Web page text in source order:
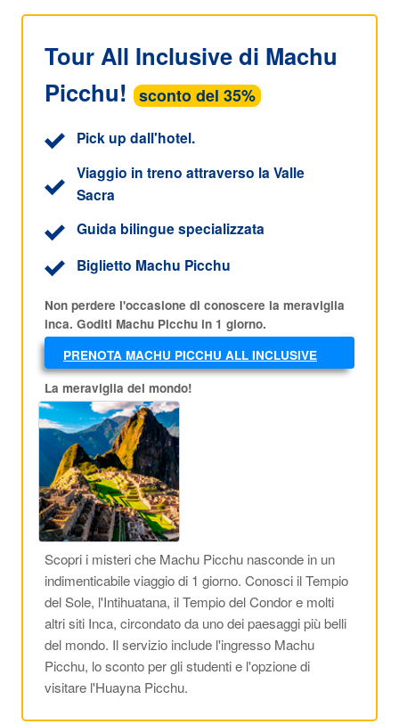
Tour All Inclusive di Machu
Picchu! sconto del 35%
Pick up dall'hotel.
Viaggio in treno attraverso la Valle
Sacra
Guida bilingue specializzata
Biglietto Machu Picchu
Non perdere l'occasione di conoscere la meraviglia
inca. Goditi Machu Picchu in 1 giorno.
PRENOTA MACHU PICCHU ALL INCLUSIVE
AL MIGLIOR PREZZO!
La meraviglia del mondo!
Scopri i misteri che Machu Picchu nasconde in un
indimenticabile viaggio di 1 giorno. Conosci il Tempio
del Sole, l'Intihuatana, il Tempio del Condor e molti
altri siti Inca, circondato da uno dei paesaggi più belli
del mondo. Il servizio include l'ingresso Machu
Picchu, lo sconto per gli studenti e l'opzione di
visitare l'Huayna Picchu.